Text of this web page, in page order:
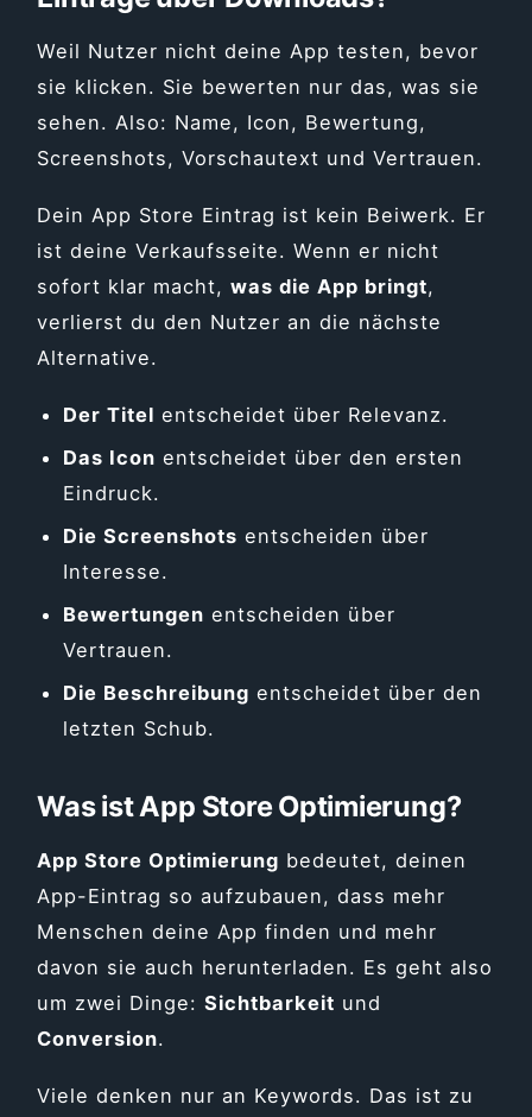
Weil Nutzer nicht deine App testen, bevor
sie klicken. Sie bewerten nur das, was sie
sehen. Also: Name, Icon, Bewertung,
Screenshots, Vorschautext und Vertrauen.
Dein App Store Eintrag ist kein Beiwerk. Er
ist deine Verkaufsseite. Wenn er nicht
sofort klar macht,was die App bringt,
verlierst du den Nutzer an die nächste
Alternative.
Der Titel entscheidet über Relevanz.
Das Icon entscheidet über den ersten
Eindruck.
Die Screenshots entscheiden über
Interesse.
Bewertungen entscheiden über
Vertrauen.
Die Beschreibung entscheidet über den
letzten Schub.
Was ist App Store Optimierung?
App Store Optimierung bedeutet, deinen
App-Eintrag so aufzubauen, dass mehr
Menschen deine App finden und mehr
davon sie auch herunterladen. Es geht also
um zwei Dinge:Sichtbarkeit und
Conversion.
Viele denken nur an Keywords. Das ist zu